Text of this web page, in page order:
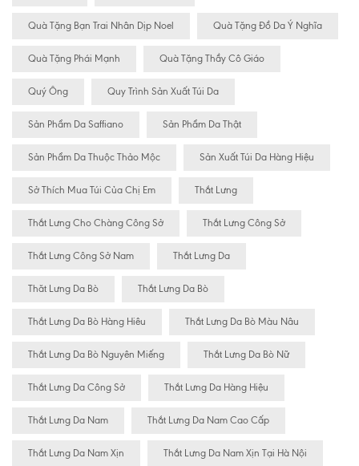
Quà Tặng Bạn Trai Nhân Dịp Noel Quà Tặng Đồ Da Ý Nghĩa
Quà Tặng Phái Mạnh Quà Tặng Thầy Cô Giáo
Quý Ông Quy Trình Sản Xuất Túi Da
Sản Phẩm Da Saffiano Sản Phẩm Da Thật
Sản Phẩm Da Thuộc Thảo Mộc Sản Xuất Túi Da Hàng Hiệu
Sở Thích Mua Túi Của Chị Em Thắt Lưng
Thắt Lưng Cho Chàng Công Sở Thắt Lưng Công Sở
Thắt Lưng Công Sở Nam Thắt Lưng Da
Thăt Lưng Da Bò Thắt Lưng Da Bò
Thắt Lưng Da Bò Hàng Hiêu Thắt Lưng Da Bò Màu Nâu
Thắt Lưng Da Bò Nguyên Miếng Thắt Lưng Da Bò Nữ
Thắt Lưng Da Công Sở Thắt Lưng Da Hàng Hiệu
Thắt Lưng Da Nam Thắt Lưng Da Nam Cao Cấp
Thắt Lưng Da Nam Xịn Thắt Lưng Da Nam Xịn Tại Hà Nội